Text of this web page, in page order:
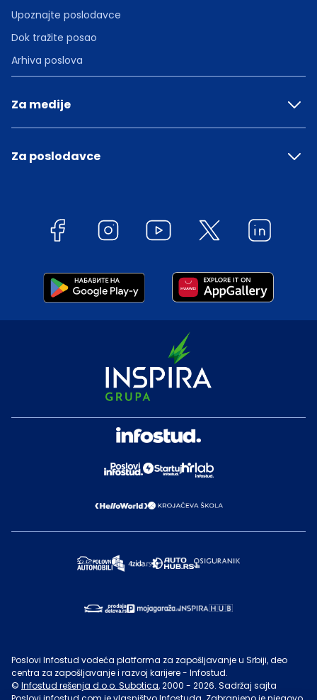
Upoznajte poslodavce
Dok tražite posao
Arhiva poslova
Za medije
Za poslodavce
Poslovi Infostud vodeća platforma za zapošljavanje u Srbiji, deo
centra za zapošljavanje i razvoj karijere - Infostud.
© Infostud rešenja d.o.o. Subotica, 2000 - 2026. Sadržaj sajta